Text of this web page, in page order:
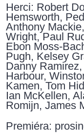
Herci: Robert
Hemsworth,
Anthony
Wright, Paul
Ebon Moss-
Pugh, Kelsey
Danny
Harbour,
Kamen, Tom
Ian McKellen,
Romijn, James
Premiéra: